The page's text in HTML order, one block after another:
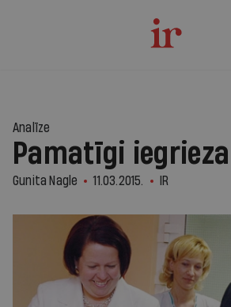
Analīze
Pamatīgi iegrieza
Gunita Nagle 11.03.2015. IR